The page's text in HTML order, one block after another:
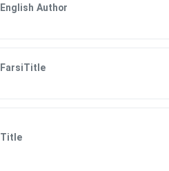
English Author
FarsiTitle
Title